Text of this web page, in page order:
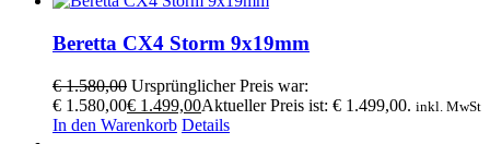
Beretta CX4 Storm 9x19mm
€1.580,00 Ursprünglicher Preis war:
€ 1.580,00€ 1.499,00Aktueller Preis ist: € 1.499,00. inkl. MwSt
In den Warenkorb Details